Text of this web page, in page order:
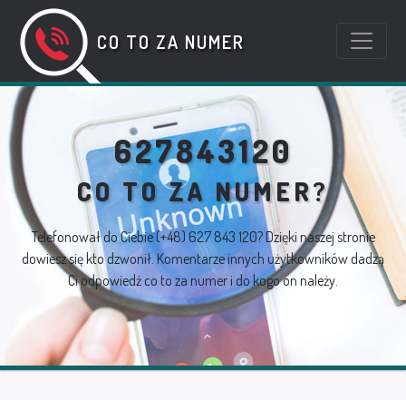
CO TO ZA NUMER
627843120
CO TO ZA NUMER?
Telefonował do Ciebie(+48) 627 843 120? Dzięki naszej stronie
dowiesz się kto dzwonił. Komentarze innych użytkowników dadzą
Ci odpowiedź co to za numer i do kogo on należy.